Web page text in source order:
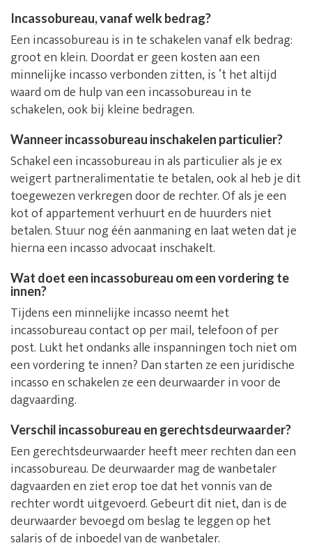
Incassobureau, vanaf welk bedrag?
Een incassobureau is in te schakelen vanaf elk bedrag:
groot en klein. Doordat er geen kosten aan een
minnelijke incasso verbonden zitten, is ’t het altijd
waard om de hulp van een incassobureau in te
schakelen, ook bij kleine bedragen.
Wanneer incassobureau inschakelen particulier?
Schakel een incassobureau in als particulier als je ex
weigert partneralimentatie te betalen, ook al heb je dit
toegewezen verkregen door de rechter. Of als je een
kot of appartement verhuurt en de huurders niet
betalen. Stuur nog één aanmaning en laat weten dat je
hierna een incasso advocaat inschakelt.
Wat doet een incassobureau om een vordering te
innen?
Tijdens een minnelijke incasso neemt het
incassobureau contact op per mail, telefoon of per
post. Lukt het ondanks alle inspanningen toch niet om
een vordering te innen? Dan starten ze een juridische
incasso en schakelen ze een deurwaarder in voor de
dagvaarding.
Verschil incassobureau en gerechtsdeurwaarder?
Een gerechtsdeurwaarder heeft meer rechten dan een
incassobureau. De deurwaarder mag de wanbetaler
dagvaarden en ziet erop toe dat het vonnis van de
rechter wordt uitgevoerd. Gebeurt dit niet, dan is de
deurwaarder bevoegd om beslag te leggen op het
salaris of de inboedel van de wanbetaler.